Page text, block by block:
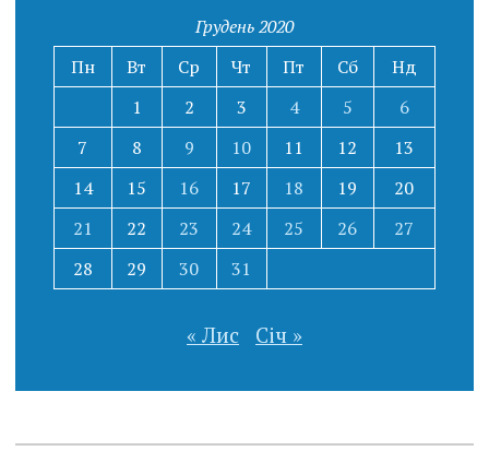
Грудень 2020
Пн
Вт Ср Чт Пт Сб
Нд
1
2 3 4 5
6
7
8 9 10 11 12
13
14
15 16 17 18 19
20
21
22 23 24 25 26
27
28
29 30 31
« Лис Січ »